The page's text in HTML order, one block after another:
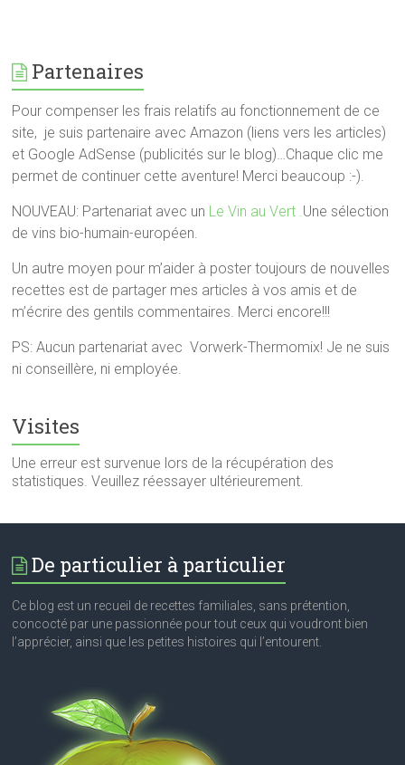
Partenaires
Pour compenser les frais relatifs au fonctionnement de ce
site, je suis partenaire avec Amazon (liens vers les articles)
et Google AdSense (publicités sur le blog)…Chaque clic me
permet de continuer cette aventure! Merci beaucoup :-).
NOUVEAU: Partenariat avec un Le Vin au Vert .Une sélection
de vins bio-humain-européen.
Un autre moyen pour m’aider à poster toujours de nouvelles
recettes est de partager mes articles à vos amis et de
m’écrire des gentils commentaires. Merci encore!!!
PS: Aucun partenariat avec Vorwerk-Thermomix! Je ne suis
ni conseillère, ni employée.
Visites
Une erreur est survenue lors de la récupération des
statistiques. Veuillez réessayer ultérieurement.
De particulier à particulier
Ce blog est un recueil de recettes familiales, sans prétention,
concocté par une passionnée pour tout ceux qui voudront bien
l’apprécier, ainsi que les petites histoires qui l’entourent.